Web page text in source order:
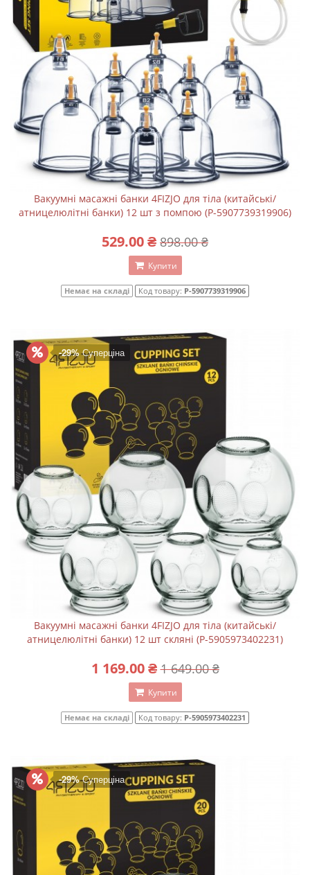
Вакуумні масажні банки 4FIZJO для тіла (китайські/
атницелюлітні банки) 12 шт з помпою (P-5907739319906)
529.00 ₴ 898.00 ₴
Купити
Немає на складі Код товару: P-5907739319906
-29%Суперціна
Вакуумні масажні банки 4FIZJO для тіла (китайські/
атницелюлітні банки) 12 шт скляні (P-5905973402231)
1 169.00 ₴ 1 649.00 ₴
Купити
Немає на складі Код товару: P-5905973402231
-29%Суперціна